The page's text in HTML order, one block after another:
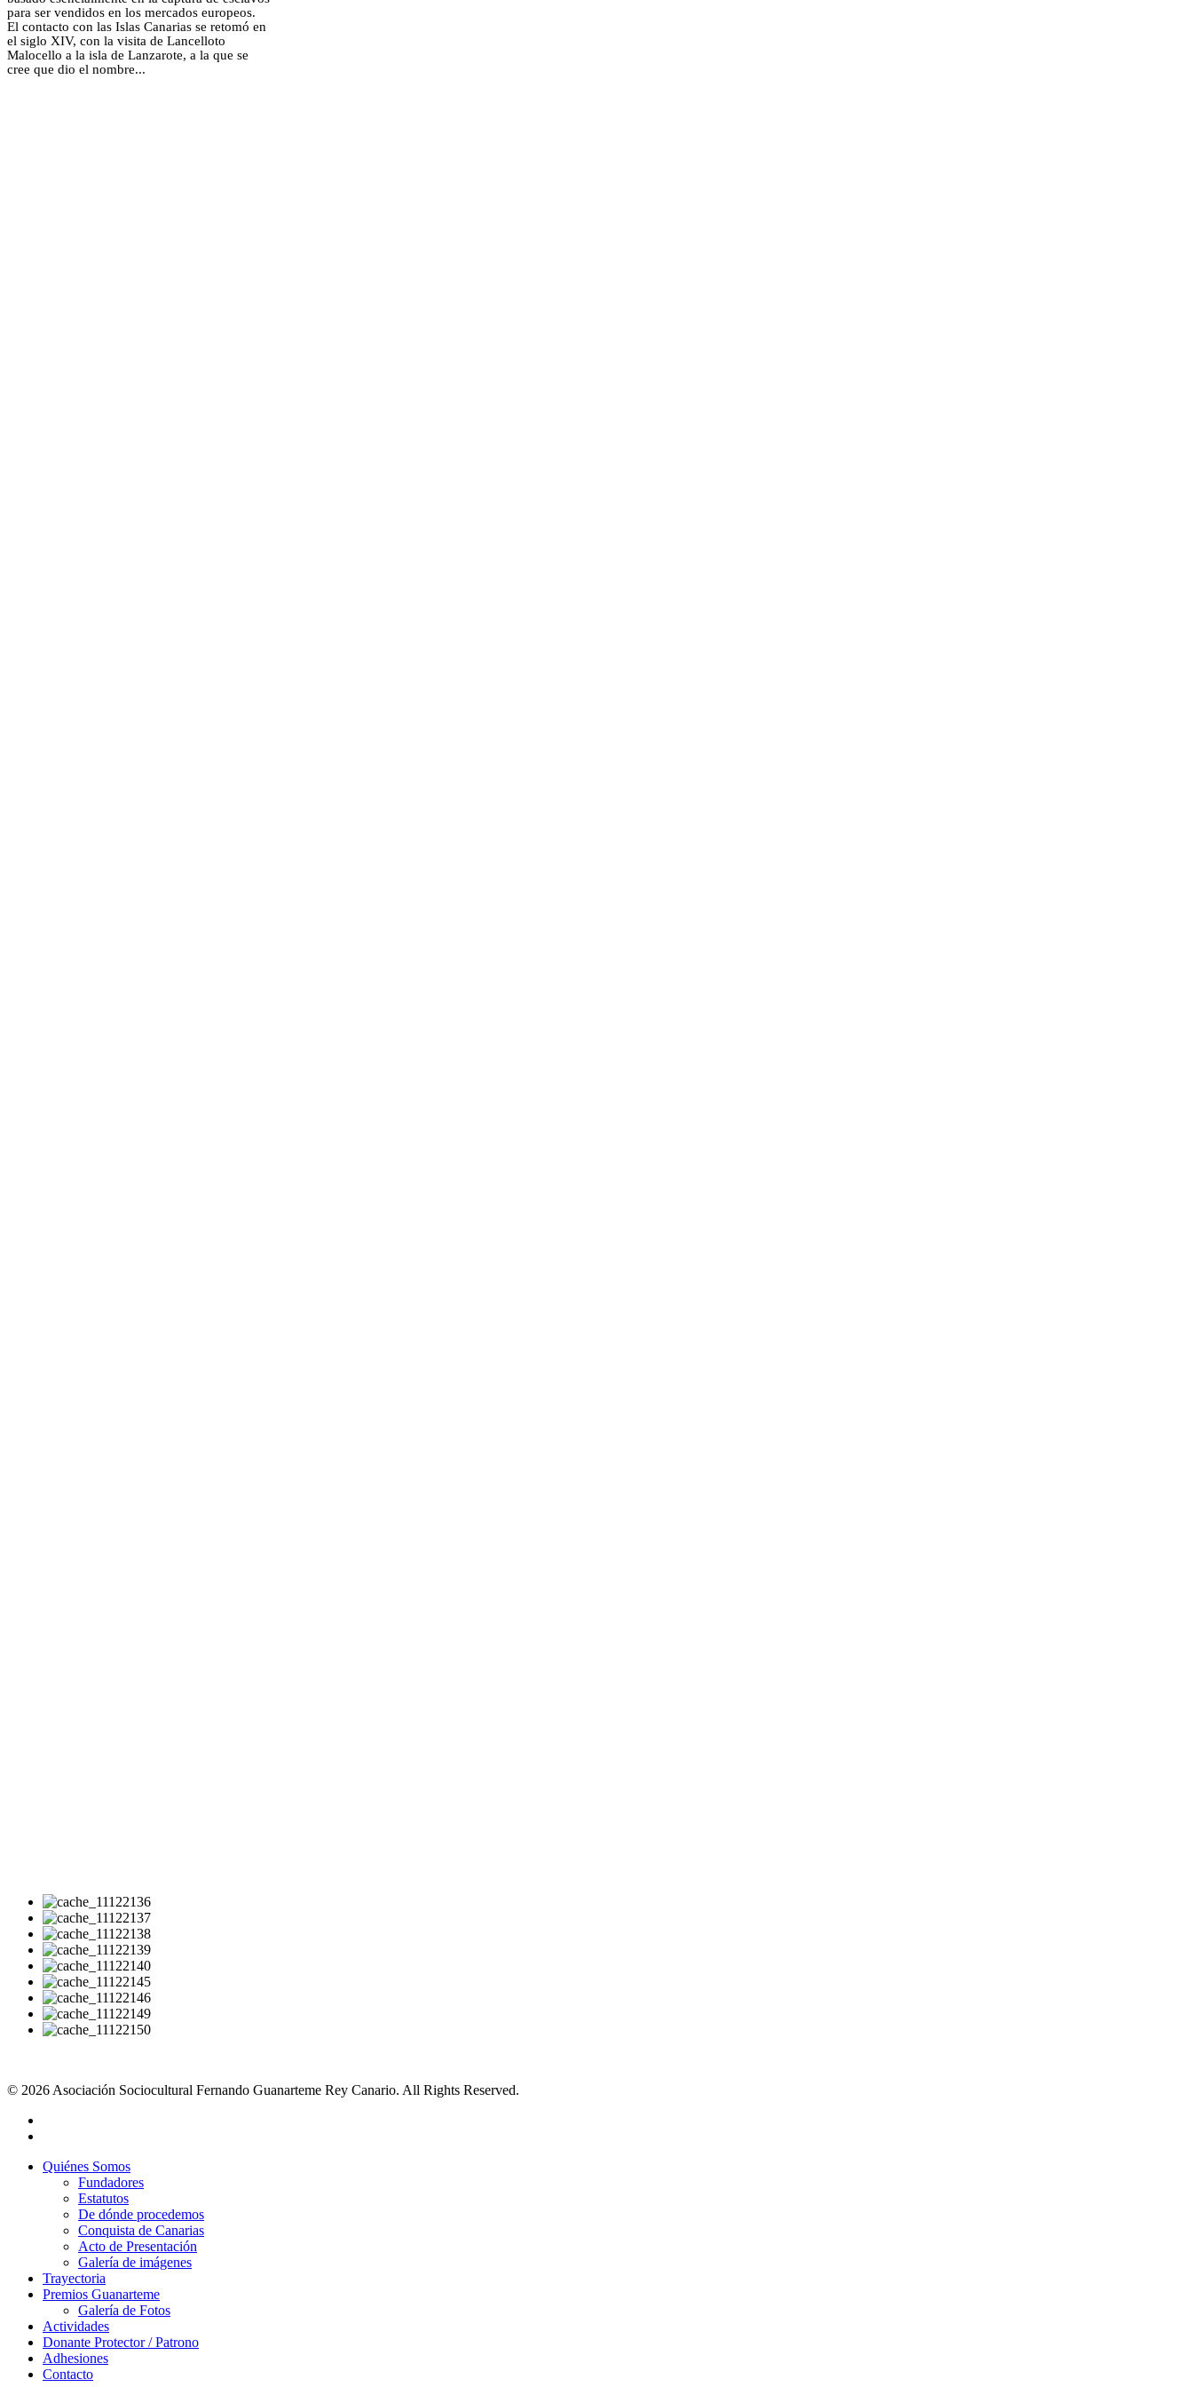
para ser vendidos en los mercados europeos.
El contacto con las Islas Canarias se retomó en
el siglo XIV, con la visita de Lancelloto
Malocello a la isla de Lanzarote, a la que se
cree que dio el nombre...
© 2026 Asociación Sociocultural Fernando Guanarteme Rey Canario. All Rights Reserved.
Quiénes Somos
Fundadores
Estatutos
De dónde procedemos
Conquista de Canarias
Acto de Presentación
Galería de imágenes
Trayectoria
Premios Guanarteme
Galería de Fotos
Actividades
Donante Protector / Patrono
Adhesiones
Contacto